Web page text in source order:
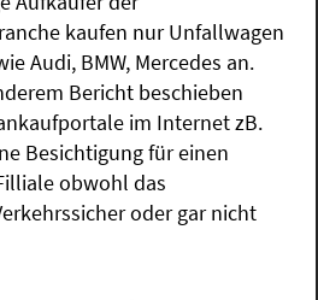
kaufen nur Unfallwagen
Audi, BMW, Mercedes an.
Bericht beschieben
im Internet zB.
Besichtigung für einen
obwohl das
oder gar nicht